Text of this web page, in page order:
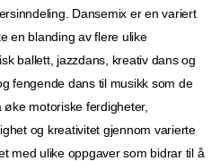
Dansemix er en variert
en blanding av flere ulike
ballett, jazzdans, kreativ dans og
fengende dans til musikk som de
motoriske ferdigheter,
og kreativitet gjennom varierte
med ulike oppgaver som bidrar til å